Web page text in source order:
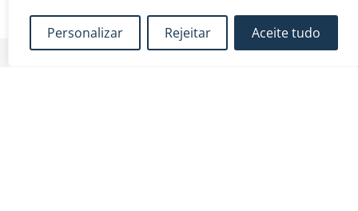
Personalizar Rejeitar Aceite tudo